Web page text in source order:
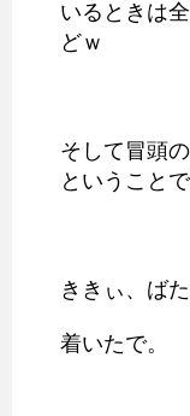
いるときは
どｗ
そして冒頭
ということ
ききぃ、ばた
着いたで。